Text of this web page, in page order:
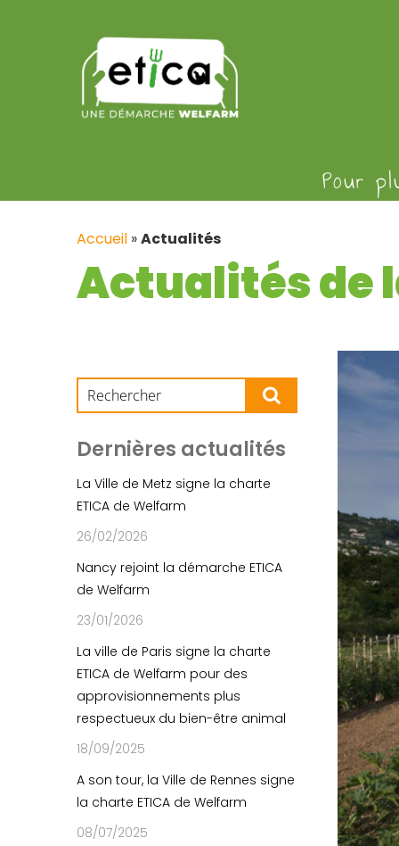
Pour
Accueil »Actualités
Actualités de
Dernières actualités
La Ville de Metz signe la charte
ETICA de Welfarm
26/02/2026
Nancy rejoint la démarche ETICA
de Welfarm
23/01/2026
La ville de Paris signe la charte
ETICA de Welfarm pour des
approvisionnements plus
respectueux du bien-être animal
18/09/2025
A son tour, la Ville de Rennes signe
la charte ETICA de Welfarm
08/07/2025